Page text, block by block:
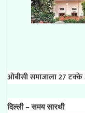
ओबीसी समाजाला 27 टक्के
दिल्ली – समय सारथी